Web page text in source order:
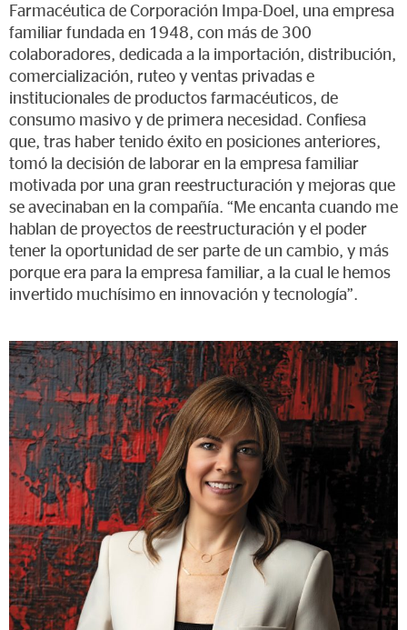
Farmacéutica de Corporación Impa-Doel, una empresa
familiar fundada en 1948, con más de 300
colaboradores, dedicada a la importación, distribución,
comercialización, ruteo y ventas privadas e
institucionales de productos farmacéuticos, de
consumo masivo y de primera necesidad. Confiesa
que, tras haber tenido éxito en posiciones anteriores,
tomó la decisión de laborar en la empresa familiar
motivada por una gran reestructuración y mejoras que
se avecinaban en la compañía. “Me encanta cuando me
hablan de proyectos de reestructuración y el poder
tener la oportunidad de ser parte de un cambio, y más
porque era para la empresa familiar, a la cual le hemos
invertido muchísimo en innovación y tecnología”.